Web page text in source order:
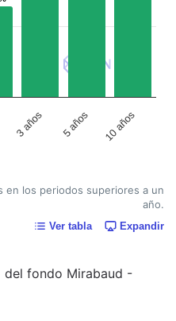
3 años 5 años 10 años
en los periodos superiores a un
año.
Ver tabla Expandir
del fondo Mirabaud -